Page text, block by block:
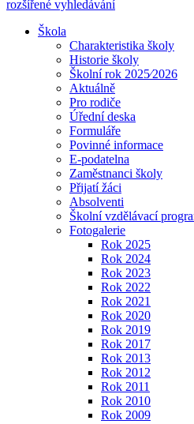
rozšířené vyhledávání
Škola
Charakteristika školy
Historie školy
Školní rok 2025⁄2026
Aktuálně
Pro rodiče
Úřední deska
Formuláře
Povinné informace
E-podatelna
Zaměstnanci školy
Přijatí žáci
Absolventi
Školní vzdělávací
Fotogalerie
Rok 2025
Rok 2024
Rok 2023
Rok 2022
Rok 2021
Rok 2020
Rok 2019
Rok 2017
Rok 2013
Rok 2012
Rok 2011
Rok 2010
Rok 2009